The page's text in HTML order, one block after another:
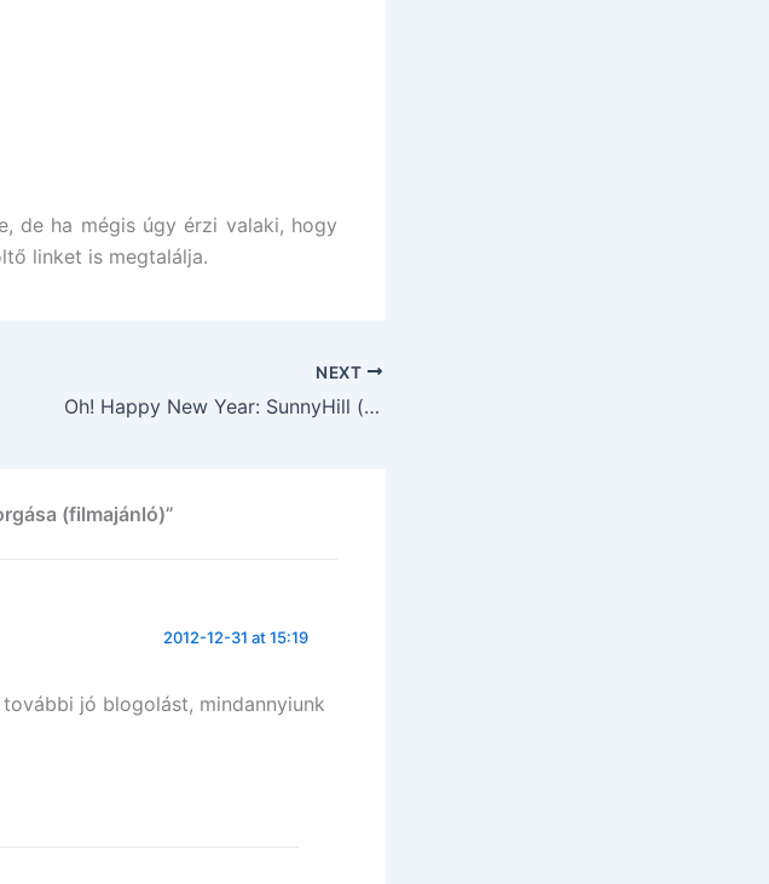
de ha mégis úgy érzi valaki, hogy
linket is megtalálja.
NEXT
Oh! Happy New Year: SunnyHill (써니힐)
(filmajánló)”
2012-12-31 at 15:19
jó blogolást, mindannyiunk